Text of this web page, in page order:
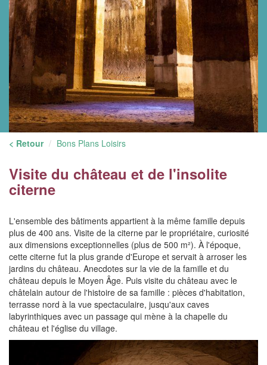
< Retour Bons Plans Loisirs
Visite du château et de l'insolite
citerne
L'ensemble des bâtiments appartient à la même famille depuis
plus de 400 ans. Visite de la citerne par le propriétaire, curiosité
aux dimensions exceptionnelles (plus de 500 m²). À l'époque,
cette citerne fut la plus grande d'Europe et servait à arroser les
jardins du château. Anecdotes sur la vie de la famille et du
château depuis le Moyen Âge. Puis visite du château avec le
châtelain autour de l'histoire de sa famille : pièces d'habitation,
terrasse nord à la vue spectaculaire, jusqu'aux caves
labyrinthiques avec un passage qui mène à la chapelle du
château et l'église du village.